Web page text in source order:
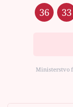
36 33
Ministerstvo